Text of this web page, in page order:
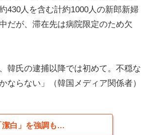
430人を含む計約1000人の新郎新婦
だが、滞在先は病院限定のため欠
韓氏の逮捕以降では初めて。不穏な
ならない」（韓国メディア関係者）
潔白」を強調も…